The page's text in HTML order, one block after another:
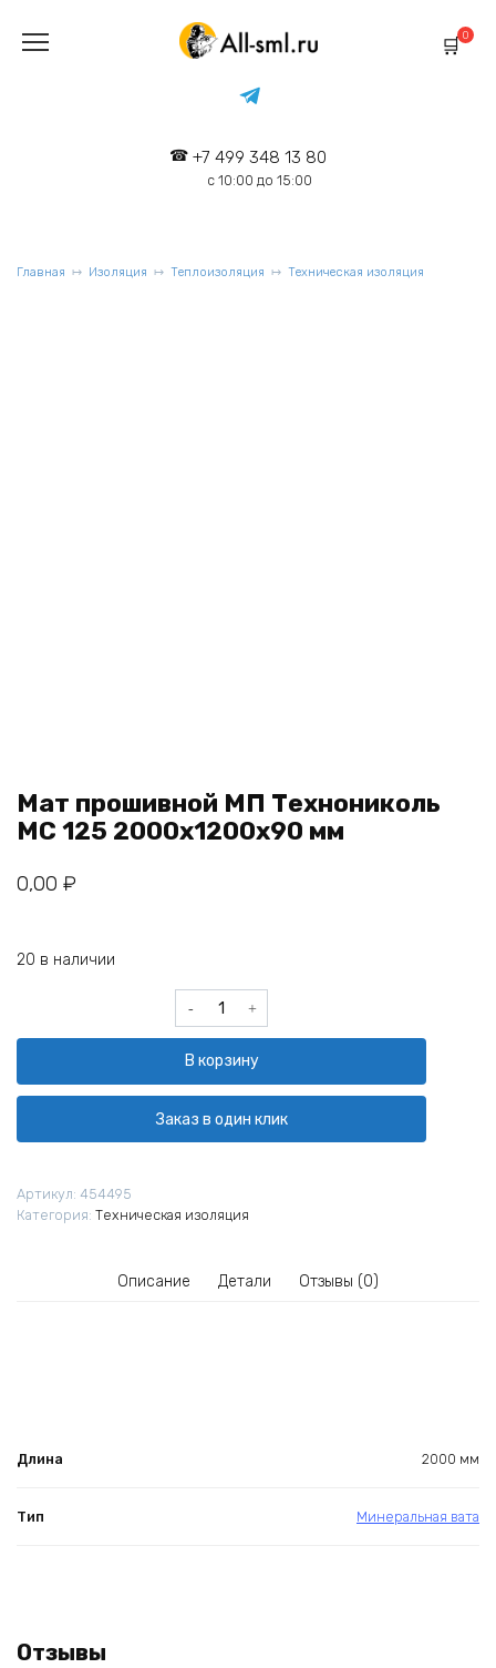
содержанию
+7 499 348 13 80
с 10:00 до 15:00
0
Главная Изоляция Теплоизоляция Техническая изоляция
Мат прошивной МП Технониколь
МС 125 2000х1200х90 мм
0,00 ₽
20 в наличии
Количество
товара
прошивной
МП
Технониколь
МС
мм
В корзину
Заказ в один клик
Артикул: 454495
Категория: Техническая изоляция
Описание Детали Отзывы (0)
Длина 2000 мм
Тип Минеральная вата
Отзывы